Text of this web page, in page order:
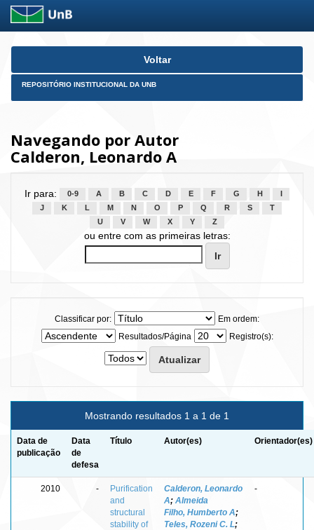
Skip
Voltar
REPOSITÓRIO INSTITUCIONAL DA UNB
Navegando por Autor
Calderon, Leonardo A
Ir para: 0-9 A B C D E F G H
J
K L M N O P Q R S
T
U
V W X Y Z
ou entre com as primeiras letras:
Classificar por:
Em ordem:
Resultados/Página
Registro(s):
Mostrando resultados 1 a 1 de 1
Data de
publicação
Data
de
defesa
Título Autor(es) Orientador(es)
2010 -
Purification
and
structural
stability of
Calderon, Leonardo
A; Almeida
Filho, Humberto A;
Teles, Rozeni C. L;
-